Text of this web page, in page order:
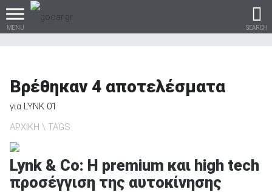
MENU SEARCH
Βρες τα πάντα για το
βρες το!
Βρέθηκαν 4 αποτελέσματα
για LYNK 01
ΑΡΧΙΚΗ
TAGS
Lynk & Co: H premium και high tech
προσέγγιση της αυτοκίνησης